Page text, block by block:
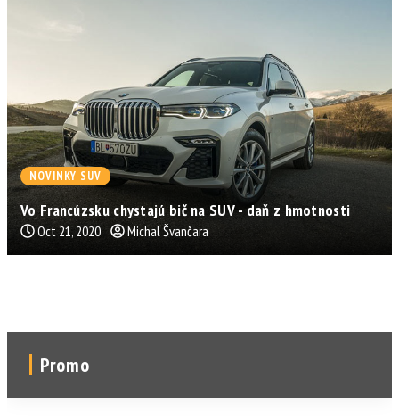
NOVINKY SUV
Vo Francúzsku chystajú bič na SUV - daň z hmotnosti
Oct 21, 2020 Michal Švančara
Promo